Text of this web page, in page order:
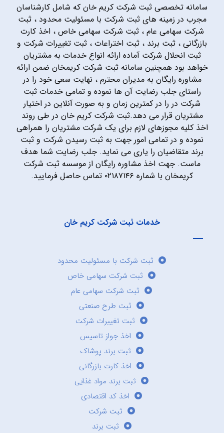
سامانه تخصصی ثبت شرکت کریم خان که شامل کارشناسان
مجرب در زمینه های ثبت شرکت با مسئولیت محدود ، ثبت
شرکت سهامی عام ، ثبت شرکت سهامی خاص ، اخذ کارت
بازرگانی ، ثبت برند ، ثبت اختراعات ، ثبت تغییرات شرکت و
ثبت انحلال شرکت آماده ارائه انواع خدمات به مشتریان
خواهد بود همچنین سامانه ثبت شرکت کریمخان ضمن ارائه
مشاوره رایگان به مدیران محترم ، نهایت سعی خود را در
راستای جلب رضایت آن ها نموده و تمامی خدمات ثبت
شرکت در را در کمترین زمان و به صورت آنلاین در اختیار
مشتریان قرار می دهد.ثبت شرکت کریم خان در طی روند
اخذ کلیه مجوزهای لازم برای یک شرکت مشتریان را همراهی
نموده و در تمامی امور جهت به ثبت رسیدن شرکت و ثبت
برند متقاضیان را یاری می نماید. جلب رضایت شما هدف
ماست. جهت اخذ مشاوره رایگان از موسسه ثبت شرکت
کریمخان با شماره ۰۲۱۸۷۱۴۶ تماس حاصل فرمایید.
خدمات ثبت شرکت کریم خان
ثبت شرکت با مسئولیت محدود
ثبت شرکت سهامی خاص
ثبت شرکت سهامی عام
ثبت طرح صنعتی
ثبت تغییرات شرکت
اخذ جواز تاسیس
ثبت برند پوشاک
اخذ کارت بازرگانی
ثبت برند مواد غذایی
اخذ کد اقتصادی
ثبت شرکت
ثبت برند